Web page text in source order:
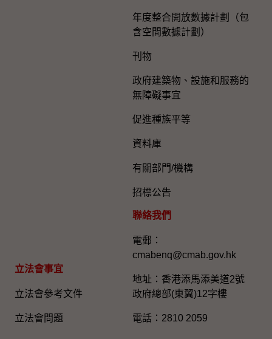
立法會事宜
立法會參考文件
立法會問題
年度整合開放數據計劃（包
含空間數據計劃）
刊物
政府建築物、設施和服務的
無障礙事宜
促進種族平等
資料庫
有關部門/機構
招標公告
聯絡我們
電郵：
cmabenq@cmab.gov.hk​
地址：香港添馬添美道2號
政府總部(東翼)12字樓
電話：2810 2059